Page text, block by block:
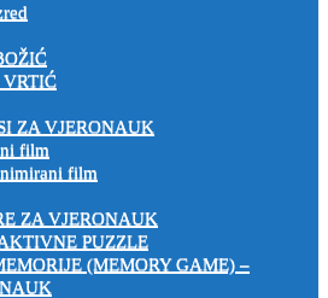
VRTIĆ
ZA VJERONAUK
film
film
ZA VJERONAUK
PUZZLE
(MEMORY GAME) –